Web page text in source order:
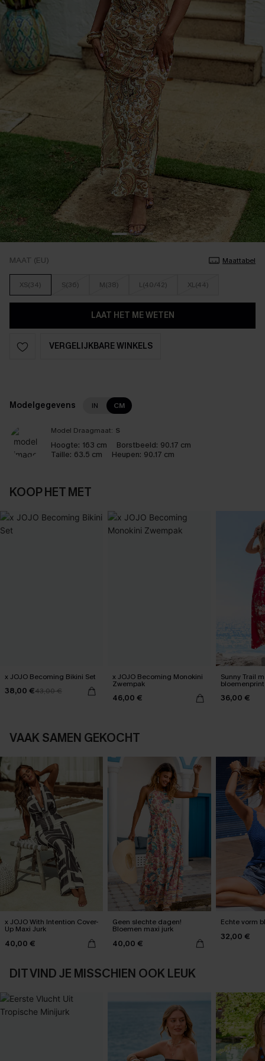
MAAT (EU) Maattabel
XS(34) S(36) M(38) L(40/42) XL(44)
LAAT HET ME WETEN
VERGELIJKBARE WINKELS
Modelgegevens IN CM
Model Draagmaat: S
Hoogte: 163 cm Borstbeeld: 90.17 cm
Taille: 63.5 cm Heupen: 90.17 cm
KOOP HET MET
x JOJO Becoming Bikini Set
38,00 €43,00 €
x JOJO Becoming Monokini
Zwempak
46,00 €
Sunny Trail
bloemenprint
36,00 €
VAAK SAMEN GEKOCHT
x JOJO With Intention Cover-
Up Maxi Jurk
40,00 €
Geen slechte dagen!
Bloemen maxi jurk
40,00 €
Echte vorm
32,00 €
DIT VIND JE MISSCHIEN OOK LEUK